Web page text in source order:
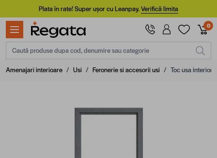
Mergi la ConținutPlata în rate! Super ușor cu Leanpay.Verifică limita
0
Caută produse dupa cod, denumire sau categorie
Amenajari interioare / Usi / Feronerie si accesorii usi / Toc usa